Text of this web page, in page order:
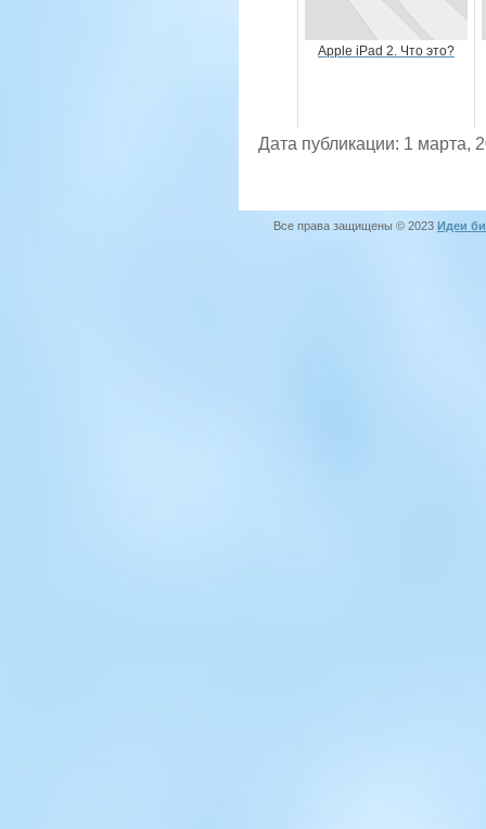
Apple iPad 2. Что это?
Дата публикации: 1 марта,
Все права защищены © 2023 Идеи